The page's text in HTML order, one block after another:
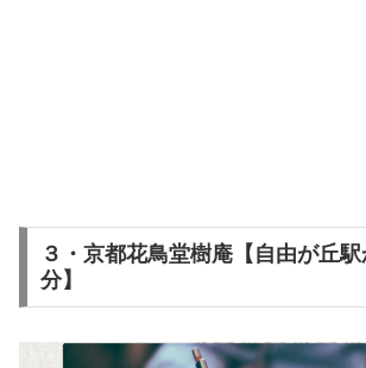
３・京都花鳥堂樹庵【自由が丘
分】